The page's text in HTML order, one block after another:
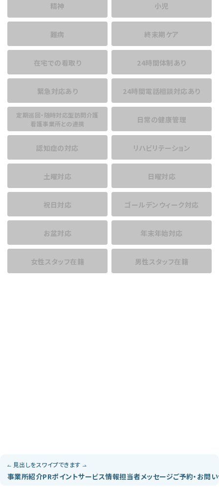
精神 小児
難病 終末期ケア
在宅での看取り 24時間体制あり
緊急対応あり 24時間電話相談対応あり
定期巡回・随時対応型訪問介護
看護事業所との連携
日常の健康管理
認知症の対応 リハビリテーション
土曜対応 日曜対応
祝日対応 ゴールデンウィーク対応
お盆対応 年末年始対応
女性スタッフ在籍 男性スタッフ在籍
見出しをスワイプできます
事業所紹介PRポイントサービス情報担当者メッセージご予約・お問